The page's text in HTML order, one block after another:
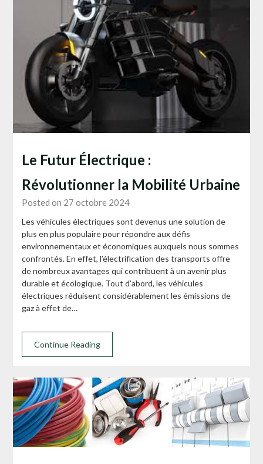
Le Futur Électrique :
Révolutionner la Mobilité Urbaine
Posted on 27 octobre 2024
Les véhicules électriques sont devenus une solution de
plus en plus populaire pour répondre aux défis
environnementaux et économiques auxquels nous sommes
confrontés. En effet, l’électrification des transports offre
de nombreux avantages qui contribuent à un avenir plus
durable et écologique. Tout d’abord, les véhicules
électriques réduisent considérablement les émissions de
gaz à effet de…
Continue Reading